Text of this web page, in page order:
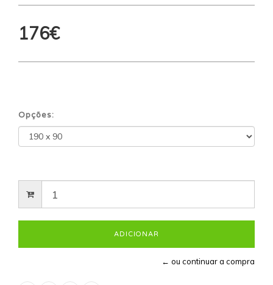
176€
Opções:
← ou continuar a compra